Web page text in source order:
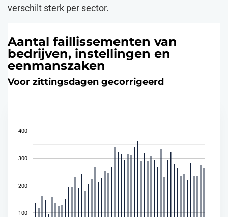
verschilt sterk per sector.
Aantal faillissementen van
bedrijven, instellingen en
eenmanszaken
Voor zittingsdagen gecorrigeerd
100
200
300
400